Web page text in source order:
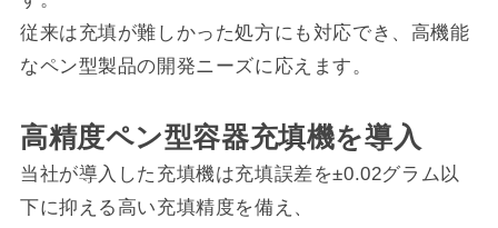
従来は充填が難しかった処方にも対応でき、高機能
なペン型製品の開発ニーズに応えます。
高精度ペン型容器充填機を導入
当社が導入した充填機は充填誤差を±0.02グラム以
下に抑える高い充填精度を備え、